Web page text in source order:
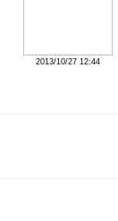
2013/10/27 12:44